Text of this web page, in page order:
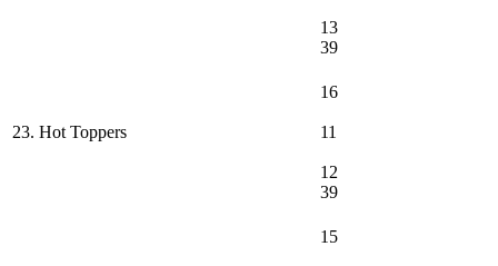
13
39
23. Hot Toppers
16
11
12
39
15